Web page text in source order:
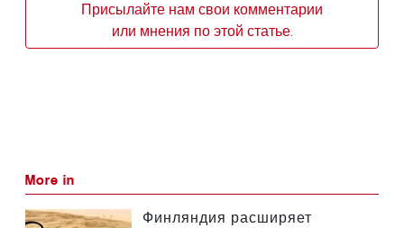
Присылайте нам свои комментарии
или мнения по этой статье.
More in
Финляндия расширяет